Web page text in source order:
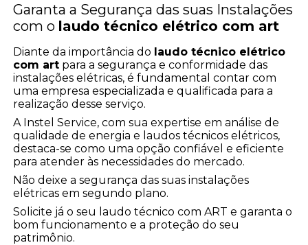
Garanta a Segurança das suas Instalações
com o laudo técnico elétrico com art
Diante da importância do laudo técnico elétrico
com art para a segurança e conformidade das
instalações elétricas, é fundamental contar com
uma empresa especializada e qualificada para a
realização desse serviço.
A Instel Service, com sua expertise em análise de
qualidade de energia e laudos técnicos elétricos,
destaca-se como uma opção confiável e eficiente
para atender às necessidades do mercado.
Não deixe a segurança das suas instalações
elétricas em segundo plano.
Solicite já o seu laudo técnico com ART e garanta o
bom funcionamento e a proteção do seu
patrimônio.